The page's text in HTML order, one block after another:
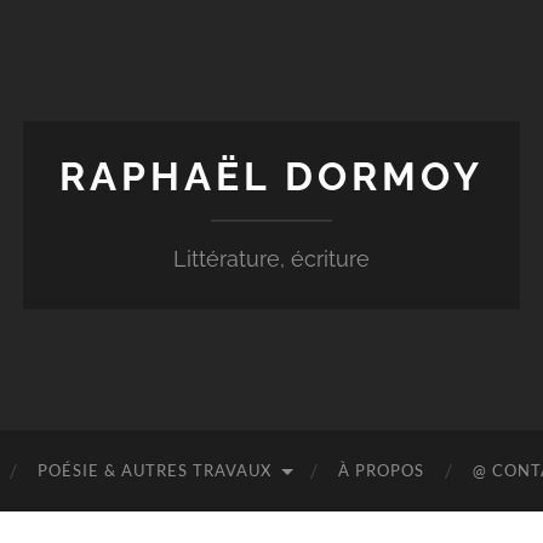
RAPHAËL DORMOY
Littérature, écriture
POÉSIE & AUTRES TRAVAUX À PROPOS @